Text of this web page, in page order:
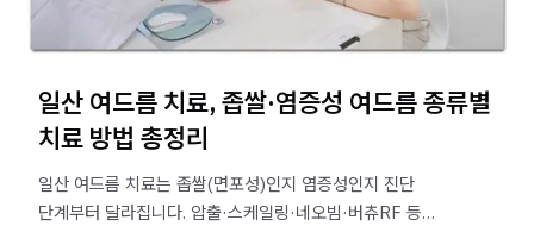
일산 여드름 치료, 좁쌀·염증성 여드름 종류별
치료 방법 총정리
일산 여드름 치료는 좁쌀(면포성)인지 염증성인지 진단
단계부터 달라집니다. 압출·스케일링·네오빔·버츄RF 등